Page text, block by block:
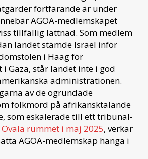
fortfarande är under
AGOA-medlemskapet
tillfällig lättnad. Som medlem
landet stämde Israel inför
i Haag för
Gaza, står landet inte i god
administrationen.
av de ogrundade
folkmord på afrikansktalande
som eskalerade till ett tribunal-
Ovala rummet i maj 2025, verkar
AGOA-medlemskap hänga i